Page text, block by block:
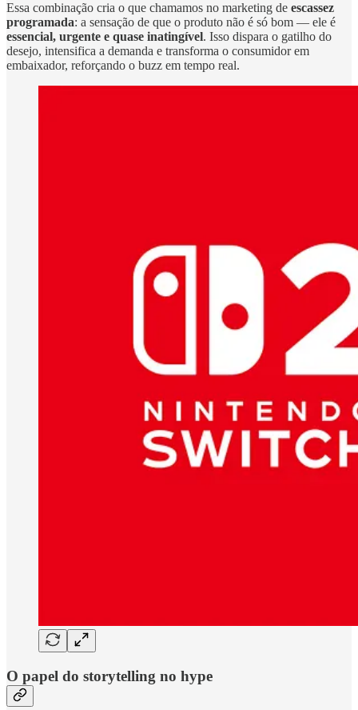
Essa combinação cria o que chamamos no marketing de escassez
programada: a sensação de que o produto não é só bom — ele é
essencial, urgente e quase inatingível. Isso dispara o gatilho do
desejo, intensifica a demanda e transforma o consumidor em
embaixador, reforçando o buzz em tempo real.
O papel do storytelling no hype